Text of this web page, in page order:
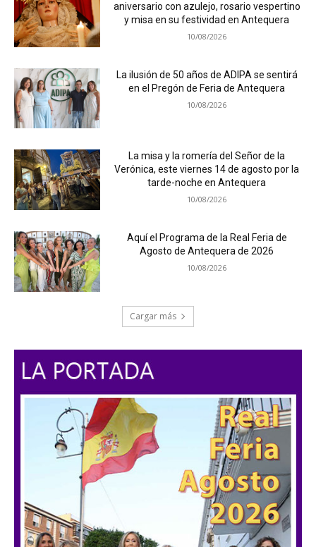
aniversario con azulejo, rosario vespertino
y misa en su festividad en Antequera
10/08/2026
La ilusión de 50 años de ADIPA se sentirá
en el Pregón de Feria de Antequera
10/08/2026
La misa y la romería del Señor de la
Verónica, este viernes 14 de agosto por la
tarde-noche en Antequera
10/08/2026
Aquí el Programa de la Real Feria de
Agosto de Antequera de 2026
10/08/2026
Cargar más